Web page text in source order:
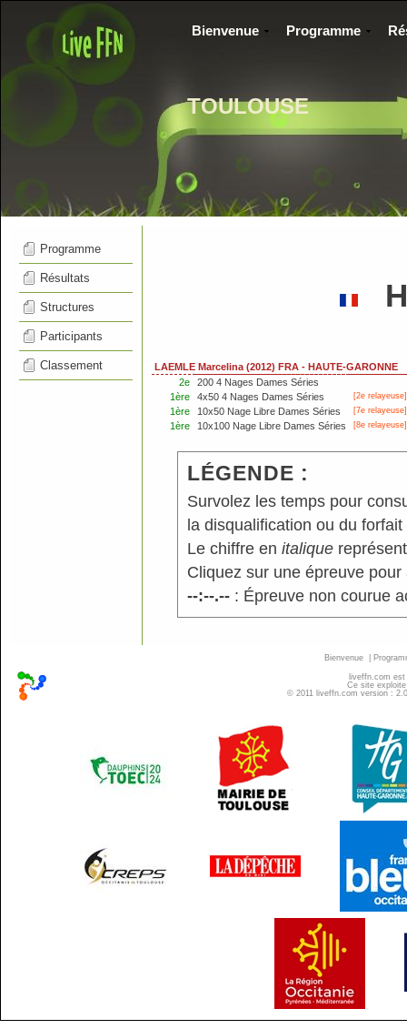
TOULOUSE
Bienvenue Programme
Programme
Résultats
Structures
Participants
Classement
LAEMLE Marcelina (2012) FRA - HAUTE-GARONNE
2e
200 4 Nages Dames Séries
1ère
4x50 4 Nages Dames Séries [2e relayeuse]
1ère 10x50 Nage Libre Dames Séries [7e relayeuse]
1ère 10x100 Nage Libre Dames Séries [8e relayeuse]
LÉGENDE :
Survolez les temps pour
la disqualification ou du forfait
Le chiffre en italique
Cliquez sur une épreuve
--:--.--: Épreuve non courue
Bienvenue
liveffn.com
Ce site
© 2011 liveffn.com version :